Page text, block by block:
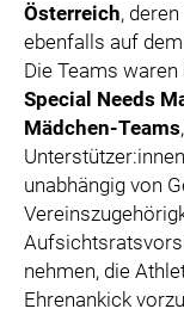
Österreich,
ebenfalls auf
Die Teams
Special Needs
Mädchen-Teams
unabhängig von
nehmen, die
Ehrenankick